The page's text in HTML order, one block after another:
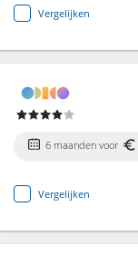
Vergelijken
6 maanden voor
Vergelijken